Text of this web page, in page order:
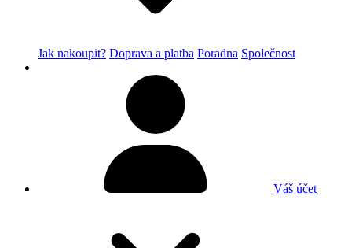
Jak nakoupit? Doprava a platba Poradna Společnost
Váš účet